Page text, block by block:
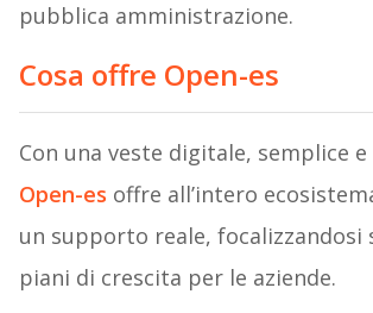
pubblica amministrazione.
Cosa offre Open-es
Con una veste digitale, semplice
Open-es offre all’intero
un supporto reale, focalizzandosi
piani di crescita per le aziende.